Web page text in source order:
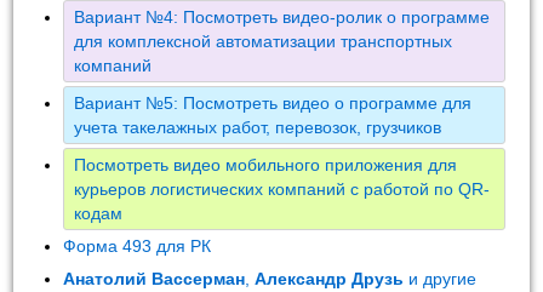
Вариант №4: Посмотреть видео-ролик о программе
для комплексной автоматизации транспортных
компаний
Вариант №5: Посмотреть видео о программе для
учета такелажных работ, перевозок, грузчиков
Посмотреть видео мобильного приложения для
курьеров логистических компаний с работой по QR-
кодам
Форма 493 для РК
Анатолий Вассерман ,Александр Друзь и другие